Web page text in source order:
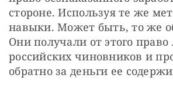
стороне. Используя те же
навыки. Может быть, то же
Они получали от этого
российских чиновников и
обратно за деньги ее